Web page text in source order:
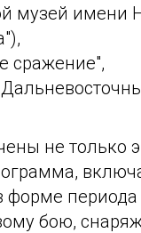
музей имени
сражение",
не только
форме
бою,